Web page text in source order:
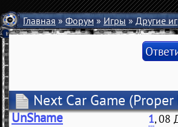
Главная»Форум»Игры»Другие
Next Car Game
UnShame 1, 08